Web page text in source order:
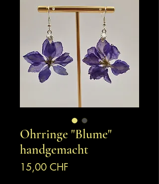
Ohrringe "Blume"
handgemacht
15,00 CHF